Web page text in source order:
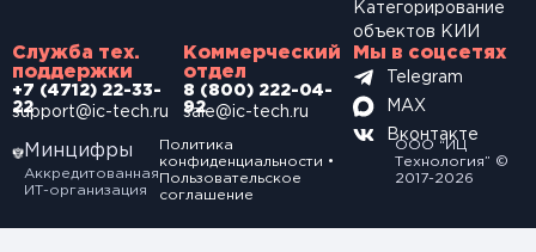
Категорирование
объектов КИИ
Служба тех.
поддержки
+7 (4712) 22-33-
22
support@ic-tech.ru
Коммерческий
отдел
8 (800) 222-04-
92
sale@ic-tech.ru
Мы в соцсетях
Telegram
MAX
Вконтакте
Минцифры
Аккредитованная
ИТ-организация
Политика
конфиденциальности •
Пользовательское
соглашение
ООО “ИЦ
Технология” ©
2017-2026